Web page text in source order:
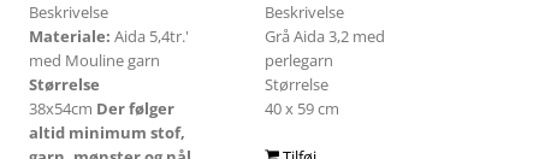
Beskrivelse
Materiale: Aida 5,4tr.'
med Mouline garn
Størrelse
38x54cm Der følger
altid minimum stof,
Beskrivelse
Grå Aida 3,2 med
perlegarn
Størrelse
40 x 59 cm